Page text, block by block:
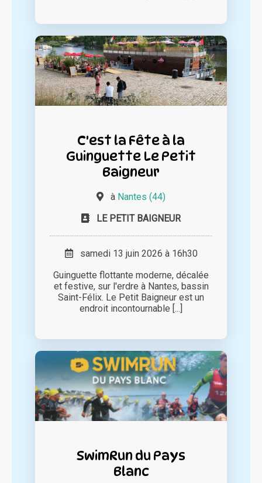
C'est la Fête à la
Guinguette Le Petit
Baigneur
à Nantes (44)
LE PETIT BAIGNEUR
samedi 13 juin 2026 à 16h30
Guinguette flottante moderne, décalée
et festive, sur l'erdre à Nantes, bassin
Saint-Félix. Le Petit Baigneur est un
endroit incontournable [...]
SwimRun du Pays
Blanc